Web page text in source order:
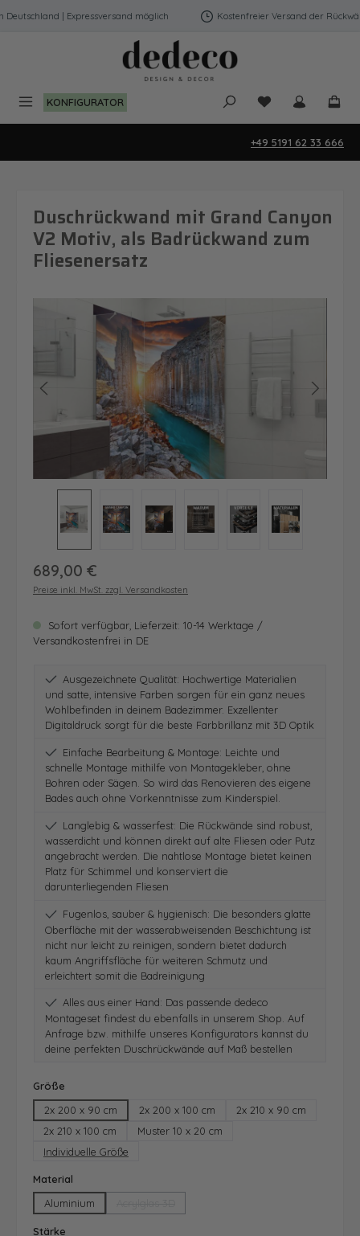
Zum Hauptinhalt springen
| Expressversand möglich Kostenfreier Versand der
KONFIGURATOR Du hast 0
+49 5191 62 33 666
Duschrückwand mit Grand Canyon
V2 Motiv, als Badrückwand zum
Fliesenersatz
Bildergalerie überspringen
Regulärer Preis:
689,00 €
Preise inkl. MwSt. zzgl. Versandkosten
Sofort verfügbar, Lieferzeit: 10-14 Werktage /
Versandkostenfrei in DE
Ausgezeichnete Qualität: Hochwertige Materialien
und satte, intensive Farben sorgen für ein ganz neues
Wohlbefinden in deinem Badezimmer. Exzellenter
Digitaldruck sorgt für die beste Farbbrillanz mit 3D Optik
Einfache Bearbeitung & Montage: Leichte und
schnelle Montage mithilfe von Montagekleber, ohne
Bohren oder Sägen. So wird das Renovieren des eigene
Bades auch ohne Vorkenntnisse zum Kinderspiel.
Langlebig & wasserfest: Die Rückwände sind robust,
wasserdicht und können direkt auf alte Fliesen oder Putz
angebracht werden. Die nahtlose Montage bietet keinen
Platz für Schimmel und konserviert die
darunterliegenden Fliesen
Fugenlos, sauber & hygienisch: Die besonders glatte
Oberfläche mit der wasserabweisenden Beschichtung ist
nicht nur leicht zu reinigen, sondern bietet dadurch
kaum Angriffsfläche für weiteren Schmutz und
erleichtert somit die Badreinigung
Alles aus einer Hand: Das passende dedeco
Montageset findest du ebenfalls in unserem Shop. Auf
Anfrage bzw. mithilfe unseres Konfigurators kannst du
deine perfekten Duschrückwände auf Maß bestellen
Größe
2x 200 x 90 cm
2x 200 x 100 cm
2x 210 x 90 cm
2x 210 x 100 cm
Muster 10 x 20 cm
Individuelle Größe
Material
Aluminium
Stärke